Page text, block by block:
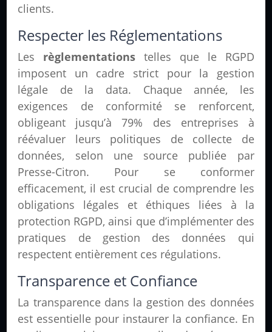
clients.
Respecter les Réglementations
Les règlementations telles que le RGPD
imposent un cadre strict pour la gestion
légale de la data. Chaque année, les
exigences de conformité se renforcent,
obligeant jusqu’à 79% des entreprises à
réévaluer leurs politiques de collecte de
données, selon une source publiée par
Presse-Citron. Pour se conformer
efficacement, il est crucial de comprendre les
obligations légales et éthiques liées à la
protection RGPD, ainsi que d’implémenter des
pratiques de gestion des données qui
respectent entièrement ces régulations.
Transparence et Confiance
La transparence dans la gestion des données
est essentielle pour instaurer la confiance. En